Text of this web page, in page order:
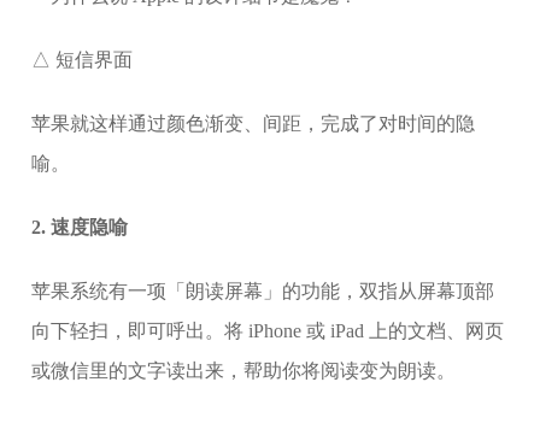
△ 短信界面
苹果就这样通过颜色渐变、间距，完成了对时间的隐
喻。
2. 速度隐喻
苹果系统有一项「朗读屏幕」的功能，双指从屏幕顶部
向下轻扫，即可呼出。将 iPhone 或 iPad 上的文档、网页
或微信里的文字读出来，帮助你将阅读变为朗读。